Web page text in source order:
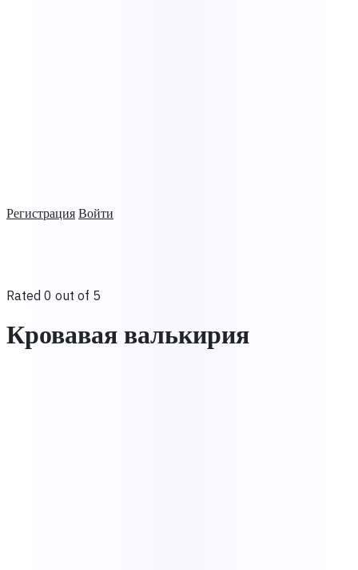
Регистрация Войти
Rated 0 out of 5
Кровавая валькирия